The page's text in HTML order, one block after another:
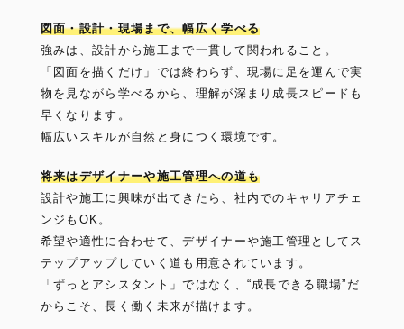
図面・設計・現場まで、幅広く学べる
強みは、設計から施工まで一貫して関われること。
「図面を描くだけ」では終わらず、現場に足を運んで実
物を見ながら学べるから、理解が深まり成長スピードも
早くなります。
幅広いスキルが自然と身につく環境です。
将来はデザイナーや施工管理への道も
設計や施工に興味が出てきたら、社内でのキャリアチェ
ンジもOK。
希望や適性に合わせて、デザイナーや施工管理としてス
テップアップしていく道も用意されています。
「ずっとアシスタント」ではなく、“成長できる職場”だ
からこそ、長く働く未来が描けます。